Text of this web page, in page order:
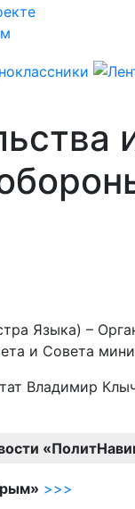
Языка) –
и Совета
Владимир
>>>